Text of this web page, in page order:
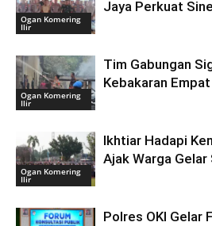
Ogan Komering
Ilir
Jaya Perkuat
Ogan Komering
Ilir
Tim Gabungan
Kebakaran
Ogan Komering
Ilir
Ikhtiar Hadapi
Ajak Warga
Polres OKI Gelar